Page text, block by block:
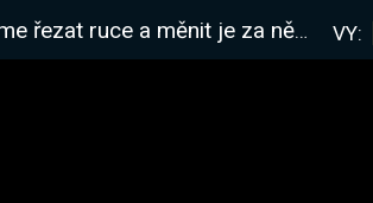
a měnit je za něco lepšího | !kniha !rimworld VY: